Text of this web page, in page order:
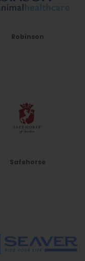
Robinson
Safehorse